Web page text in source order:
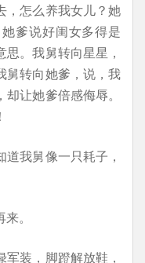
，怎么养我女儿？她
爹说好闺女多得是
。我舅转向星星，
舅转向她爹，说，我
让她爹倍感侮辱。
我舅像一只耗子，
。
装，脚蹬解放鞋，